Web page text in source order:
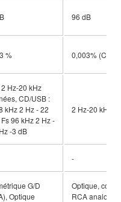
96 dB
% 0,003% (CD)
Hz-20 kHz
CD/USB :
kHz 2 Hz - 22
96 kHz 2 Hz -
-3 dB
2 Hz-20 kHz
-
G/D
Optique
Optique,
RCA